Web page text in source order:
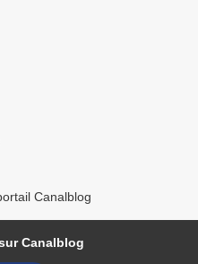
Canalblog
Canalblog